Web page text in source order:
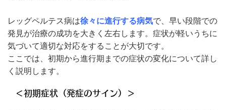
レッグペルテス病は徐々に進行する病気で、早い段階での
発見が治療の成功を大きく左右します。症状が軽いうちに
気づいて適切な対応をすることが大切です。
ここでは、初期から進行期までの症状の変化について詳し
く説明します。
＜初期症状（発症のサイン）＞